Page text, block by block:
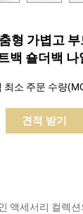
형 가볍고
백 숄더백 나
최소 주문 수량
견적 받기
액세서리 컬렉